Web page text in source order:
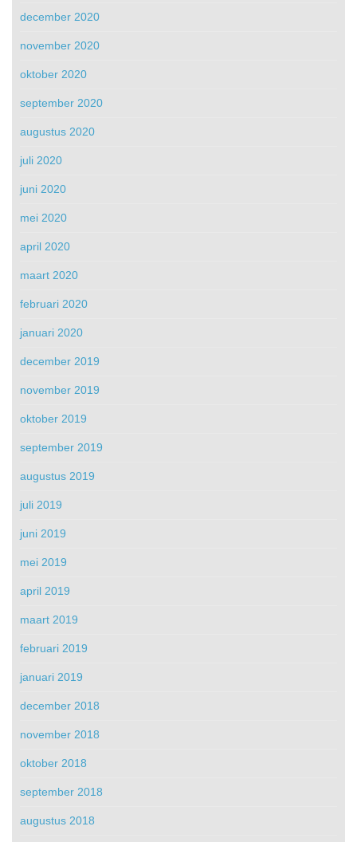
december 2020
november 2020
oktober 2020
september 2020
augustus 2020
juli 2020
juni 2020
mei 2020
april 2020
maart 2020
februari 2020
januari 2020
december 2019
november 2019
oktober 2019
september 2019
augustus 2019
juli 2019
juni 2019
mei 2019
april 2019
maart 2019
februari 2019
januari 2019
december 2018
november 2018
oktober 2018
september 2018
augustus 2018